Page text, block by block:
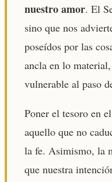
nuestro amor. El
sino que nos
poseídos por las
ancla en lo
vulnerable al paso
Poner el tesoro en
aquello que no
la fe. Asimismo, la
que nuestra